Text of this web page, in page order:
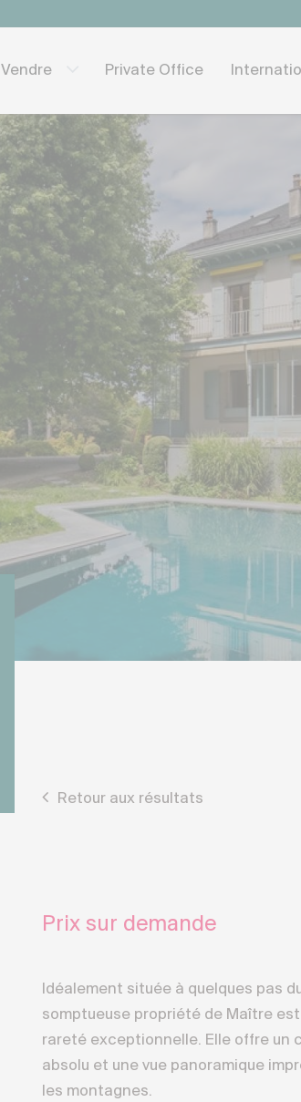
Vendre Private Office
Retour aux résultats
Prix sur demande
Idéalement située à quelques pas
somptueuse propriété de Maître est
rareté exceptionnelle. Elle offre un
absolu et une vue panoramique
les montagnes.